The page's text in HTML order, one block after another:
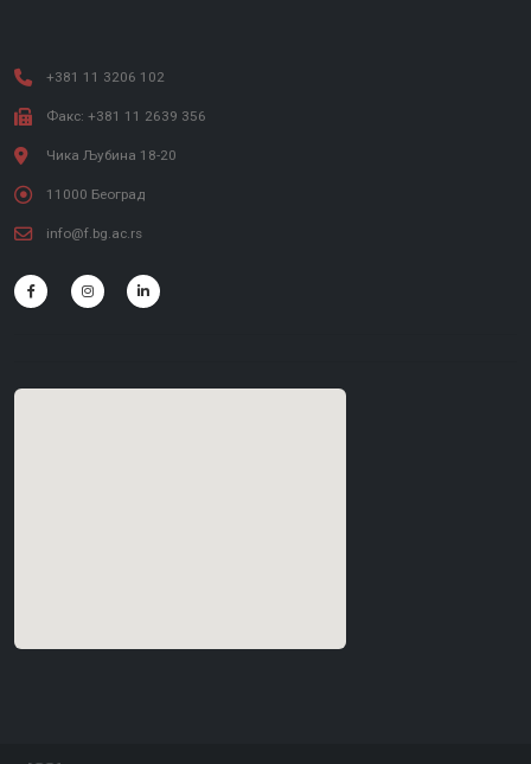
+381 11 3206 102
Факс: +381 11 2639 356
Чика Љубина 18-20
11000 Београд
info@f.bg.ac.rs